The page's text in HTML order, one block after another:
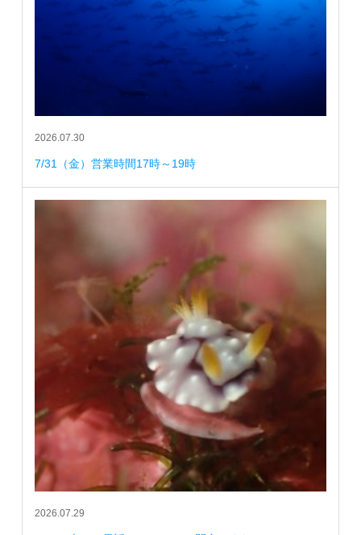
2026.07.30
7/31（金）営業時間17時～19時
2026.07.29